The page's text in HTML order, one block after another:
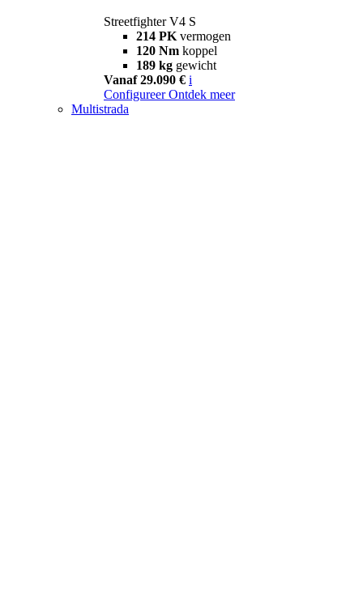
Streetfighter V4 S
214 PK vermogen
120 Nm koppel
189 kg gewicht
Vanaf 29.090 € i
Configureer Ontdek meer
Multistrada